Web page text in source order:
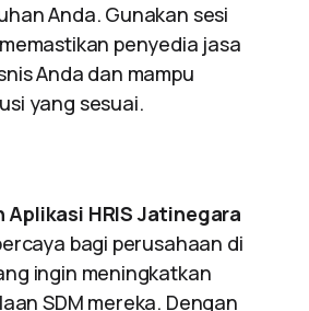
Anda. Gunakan sesi
penyedia jasa
Anda dan mampu
yang sesuai.
Aplikasi HRIS Jatinegara
bagi perusahaan di
ingin meningkatkan
SDM mereka. Dengan